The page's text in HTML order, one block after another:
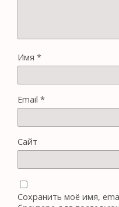
Имя *
Email *
Сайт
Сохранить моё имя,